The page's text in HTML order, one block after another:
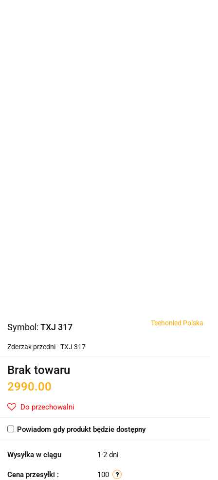
Symbol: TXJ 317 Teehonled Polska
Zderzak przedni - TXJ 317
Brak towaru
2990.00
Do przechowalni
Powiadom gdy produkt będzie dostępny
Wysyłka w ciągu 1-2 dni
Cena przesyłki : 100